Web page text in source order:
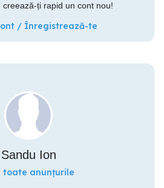
creează-ți rapid un cont nou!
/ Înregistrează-te
Sandu Ion
toate anunțurile